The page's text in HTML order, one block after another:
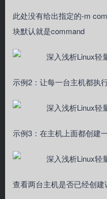
此处没有给出指定的-m
块默认就是command
示例2：让每一台主机都执
示例3：在主机上面都创建
查看两台主机是否已经创建